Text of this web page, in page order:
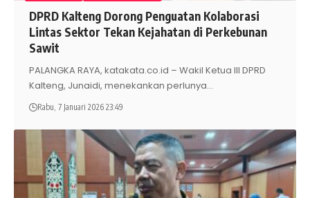
DPRD Kalteng Dorong Penguatan Kolaborasi
Lintas Sektor Tekan Kejahatan di Perkebunan
Sawit
PALANGKA RAYA, katakata.co.id – Wakil Ketua III DPRD
Kalteng, Junaidi, menekankan perlunya…
Rabu, 7 Januari 2026 23:49